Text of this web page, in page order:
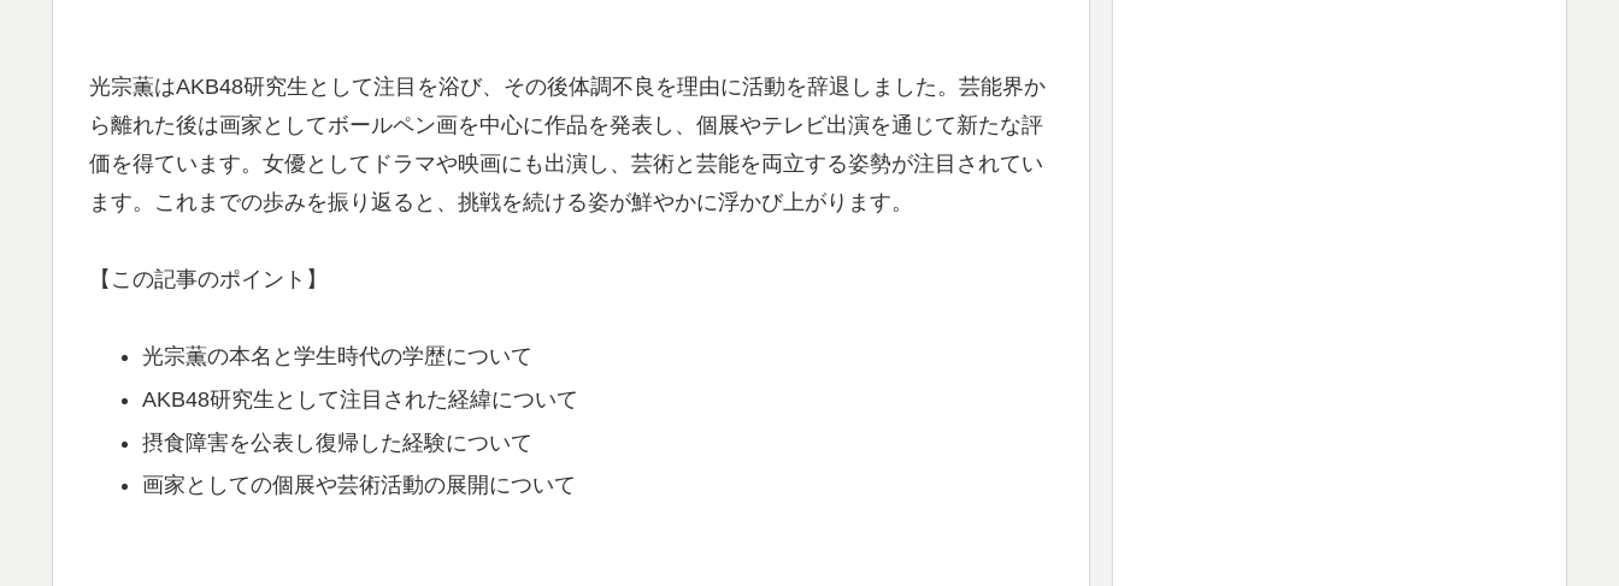
光宗薫はAKB48研究生として注目を浴び、その後体調不良を理由に活動を辞退しました。芸能界か
ら離れた後は画家としてボールペン画を中心に作品を発表し、個展やテレビ出演を通じて新たな評
価を得ています。女優としてドラマや映画にも出演し、芸術と芸能を両立する姿勢が注目されてい
ます。これまでの歩みを振り返ると、挑戦を続ける姿が鮮やかに浮かび上がります。
【この記事のポイント】
光宗薫の本名と学生時代の学歴について
AKB48研究生として注目された経緯について
摂食障害を公表し復帰した経験について
画家としての個展や芸術活動の展開について